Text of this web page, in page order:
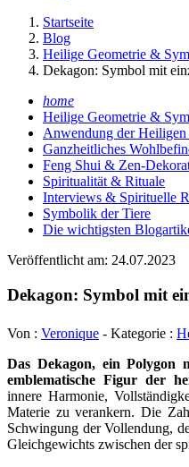
Startseite
Blog
Heilige Geometrie &
Dekagon: Symbol mit
home
Heilige Geometrie &
Anwendung der Heiligen
Ganzheitliches
Feng Shui & Zen-
Spiritualität & Rituale
Interviews & Spirituelle
Symbolik der Tiere
Die wichtigsten
Veröffentlicht am: 24.07.2023
Dekagon: Symbol mit
Von : Veronique - Kategorie :
Das Dekagon, ein Polygon
emblematische Figur der
innere Harmonie,
Materie zu verankern. Die
Schwingung der Vollendung,
Gleichgewichts zwischen der